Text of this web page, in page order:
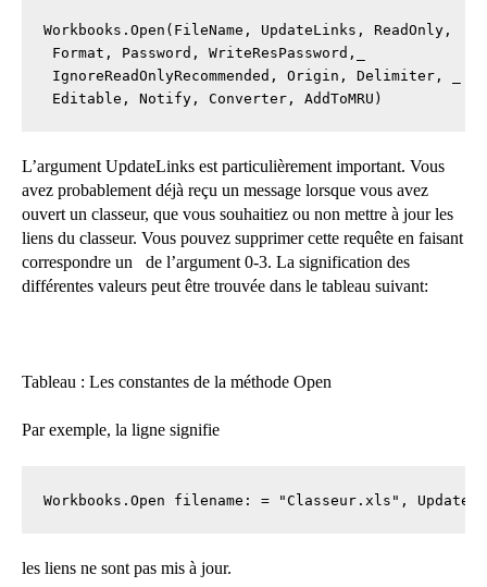
Workbooks.Open(FileName, UpdateLinks, ReadOnly,  _
Format, Password, WriteResPassword,_
IgnoreReadOnlyRecommended, Origin, Delimiter, _
Editable, Notify, Converter, AddToMRU)
L’argument UpdateLinks est particulièrement important. Vous
avez probablement déjà reçu un message lorsque vous avez
ouvert un classeur, que vous souhaitiez ou non mettre à jour les
liens du classeur. Vous pouvez supprimer cette requête en faisant
correspondre un de l’argument 0-3. La signification des
différentes valeurs peut être trouvée dans le tableau suivant:
Tableau : Les constantes de la méthode Open
Par exemple, la ligne signifie
Workbooks.Open filename: = "Classeur.xls",
les liens ne sont pas mis à jour.